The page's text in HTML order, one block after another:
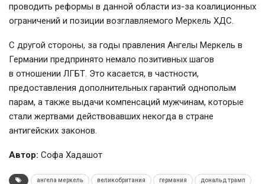
проводить реформы в данной области из-за коалиционных
ограничений и позиции возглавляемого Меркель ХДС.
С другой стороны, за годы правления Ангелы Меркель в
Германии предпринято немало позитивных шагов
в отношении ЛГБТ. Это касается, в частности,
предоставления дополнительных гарантий однополым
парам, а также выдачи компенсаций мужчинам, которые
стали жертвами действовавших некогда в стране
антигейских законов.
Автор: Софа Хадашот
ангела меркель великобритания германия дональд трамп